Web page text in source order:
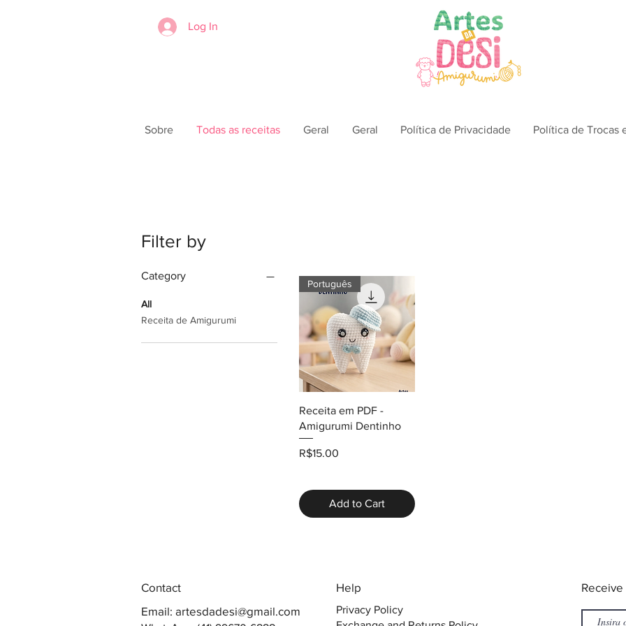
Log In
Sobre Todas as receitas Geral Geral Política de Privacidade Política de Trocas
Filter by
Category
All
Receita de Amigurumi
Quick View
Português
Receita em PDF -
Amigurumi Dentinho
Price
R$15.00
Add to Cart
Contact
Email: artesdadesi@gmail.com
​Help
Privacy Policy